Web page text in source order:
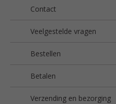
Contact
Veelgestelde vragen
Bestellen
Betalen
Verzending en bezorging